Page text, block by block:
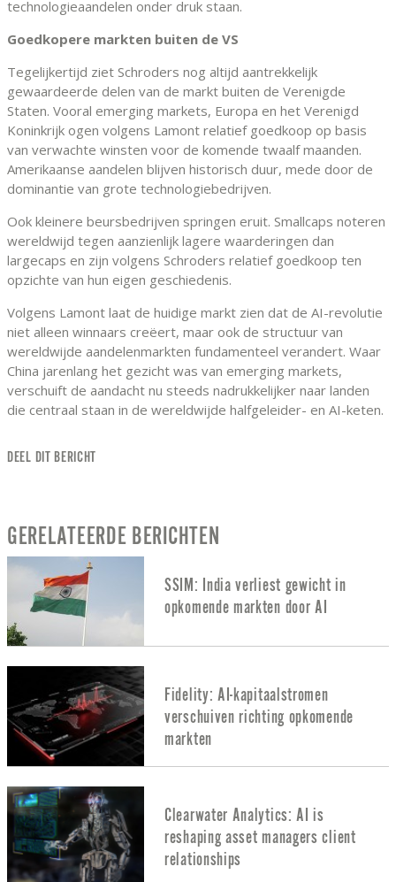
technologieaandelen onder druk staan.
Goedkopere markten buiten de VS
Tegelijkertijd ziet Schroders nog altijd aantrekkelijk
gewaardeerde delen van de markt buiten de Verenigde
Staten. Vooral emerging markets, Europa en het Verenigd
Koninkrijk ogen volgens Lamont relatief goedkoop op basis
van verwachte winsten voor de komende twaalf maanden.
Amerikaanse aandelen blijven historisch duur, mede door de
dominantie van grote technologiebedrijven.
Ook kleinere beursbedrijven springen eruit. Smallcaps noteren
wereldwijd tegen aanzienlijk lagere waarderingen dan
largecaps en zijn volgens Schroders relatief goedkoop ten
opzichte van hun eigen geschiedenis.
Volgens Lamont laat de huidige markt zien dat de AI-revolutie
niet alleen winnaars creëert, maar ook de structuur van
wereldwijde aandelenmarkten fundamenteel verandert. Waar
China jarenlang het gezicht was van emerging markets,
verschuift de aandacht nu steeds nadrukkelijker naar landen
die centraal staan in de wereldwijde halfgeleider- en AI-keten.
DEEL DIT BERICHT
GERELATEERDE BERICHTEN
SSIM: India verliest gewicht in
opkomende markten door AI
Fidelity: AI-kapitaalstromen
verschuiven richting opkomende
markten
Clearwater Analytics: AI is
reshaping asset managers client
relationships